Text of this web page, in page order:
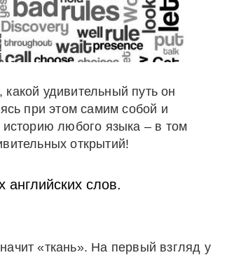
удивительный путь он
при этом самим собой и
историю любого языка – в том
открытий!
слов.
«ткань». На первый взгляд у